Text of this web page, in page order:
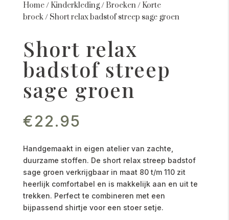
Home/ Kinderkleding/ Broeken/ Korte
broek/ Short relax badstof streep sage groen
Short relax
badstof streep
sage groen
€22.95
Handgemaakt in eigen atelier van zachte,
duurzame stoffen. De short relax streep badstof
sage groen verkrijgbaar in maat 80 t/m 110 zit
heerlijk comfortabel en is makkelijk aan en uit te
trekken. Perfect te combineren met een
bijpassend shirtje voor een stoer setje.